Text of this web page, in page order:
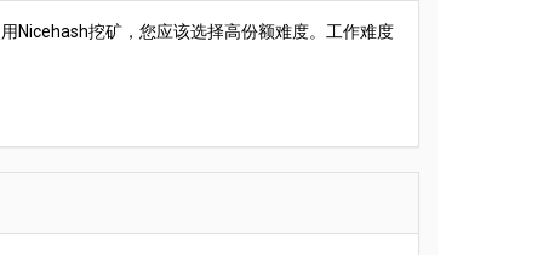
Nicehash挖矿，您应该选择高份额难度。工作难度